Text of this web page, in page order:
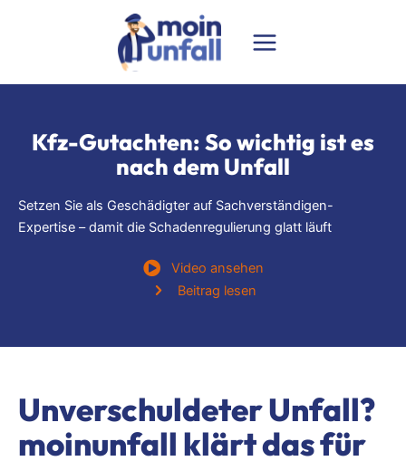
Kfz-Gutachten: So wichtig ist es
nach dem Unfall
Setzen Sie als Geschädigter auf Sachverständigen-
Expertise – damit die Schadenregulierung glatt läuft
Video ansehen
Beitrag lesen
Unverschuldeter Unfall?
moinunfall klärt das für